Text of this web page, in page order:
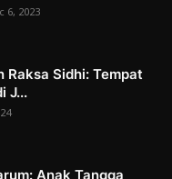
6, 2023
Raksa Sidhi: Tempat
J...
Anak Tangga